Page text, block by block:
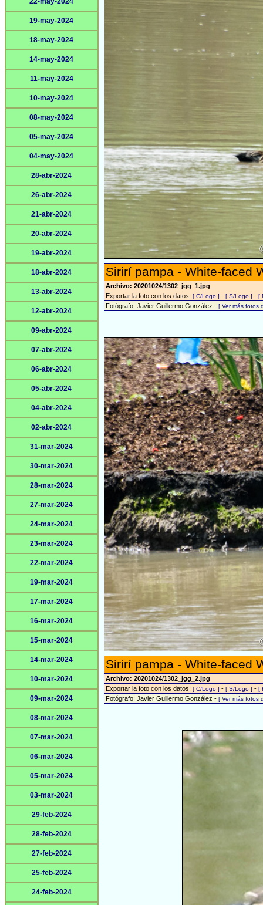
19-may-2024
18-may-2024
14-may-2024
11-may-2024
10-may-2024
08-may-2024
05-may-2024
04-may-2024
28-abr-2024
26-abr-2024
21-abr-2024
20-abr-2024
19-abr-2024
18-abr-2024
13-abr-2024
12-abr-2024
09-abr-2024
07-abr-2024
06-abr-2024
05-abr-2024
04-abr-2024
02-abr-2024
31-mar-2024
30-mar-2024
28-mar-2024
27-mar-2024
24-mar-2024
23-mar-2024
22-mar-2024
19-mar-2024
17-mar-2024
16-mar-2024
15-mar-2024
14-mar-2024
10-mar-2024
09-mar-2024
08-mar-2024
07-mar-2024
06-mar-2024
05-mar-2024
03-mar-2024
29-feb-2024
28-feb-2024
27-feb-2024
25-feb-2024
24-feb-2024
Sirirí pampa - White-faced
Archivo: 20201024/1302_jgg_1.jpg
Exportar la foto con los datos: [ C/Logo ] - [ S/Logo ] - [
Fotógrafo: Javier Guillermo González - [ Ver más fotos
Sirirí pampa - White-faced
Archivo: 20201024/1302_jgg_2.jpg
Exportar la foto con los datos: [ C/Logo ] - [ S/Logo ] - [
Fotógrafo: Javier Guillermo González - [ Ver más fotos